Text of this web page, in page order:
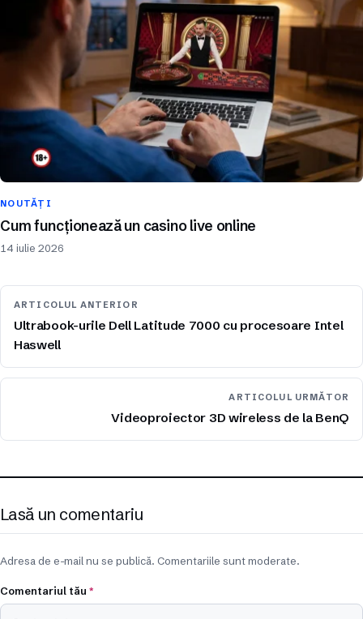
NOUTĂȚI
Cum funcționează un casino live online
14 iulie 2026
ARTICOLUL ANTERIOR
Ultrabook-urile Dell Latitude 7000 cu procesoare Intel
Haswell
ARTICOLUL URMĂTOR
Videoproiector 3D wireless de la BenQ
Lasă un comentariu
Adresa de e-mail nu se publică. Comentariile sunt moderate.
Comentariul tău *